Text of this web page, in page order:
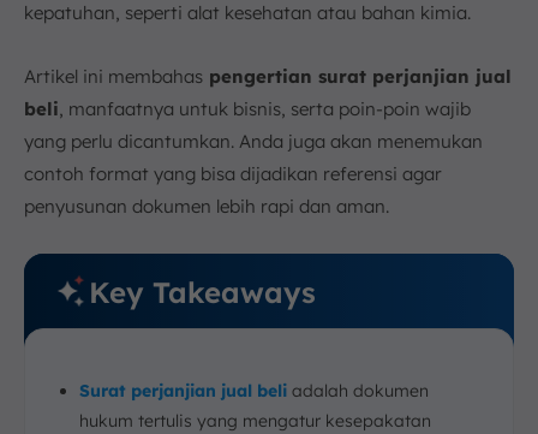
4. Tetapkan Jadwal Pengiriman yang Realistis dan
5. Perjelas Ketentuan Pembayaran dan Penalti
6. Tambahkan Klausul Retur dan Garansi
7. Cantumkan Klausul Penyelesaian Sengketa
8. Pastikan Surat Ditandatangani di Atas Materai
9. Gunakan Template yang Sesuai, tapi Fleksibel
Contoh Surat Perjanjian Jual Beli Barang
Buat Kontrak Jual Beli Lebih Mudah dengan Software
Kesimpulan
FAQ:
kepatuhan, seperti alat kesehatan atau bahan kimia.
Artikel ini membahas pengertian surat perjanjian jual
beli, manfaatnya untuk bisnis, serta poin-poin wajib
yang perlu dicantumkan. Anda juga akan menemukan
contoh format yang bisa dijadikan referensi agar
penyusunan dokumen lebih rapi dan aman.
Key Takeaways
Surat perjanjian jual beli adalah dokumen
hukum tertulis yang mengatur kesepakatan